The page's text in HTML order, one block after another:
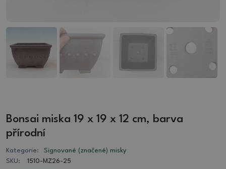
Bonsai miska 19 x 19 x 12 cm, barva
přírodní
Kategorie:
Signované (značené) misky
SKU:
1510-MZ26-25